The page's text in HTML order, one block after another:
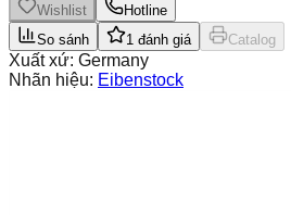
Wishlist
Hotline
So sánh
1 đánh giá Catalog
Xuất xứ: Germany
Nhãn hiệu: Eibenstock